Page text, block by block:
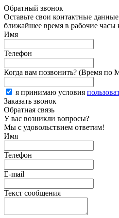
Обратный звонок
Оставьте свои контактные
ближайшее время в рабочие часы
Имя
Телефон
Когда вам позвонить? (Время по
я принимаю условия
Заказать звонок
Обратная связь
У вас возникли вопросы?
Мы с удовольствием ответим!
Имя
Телефон
E-mail
Текст сообщения